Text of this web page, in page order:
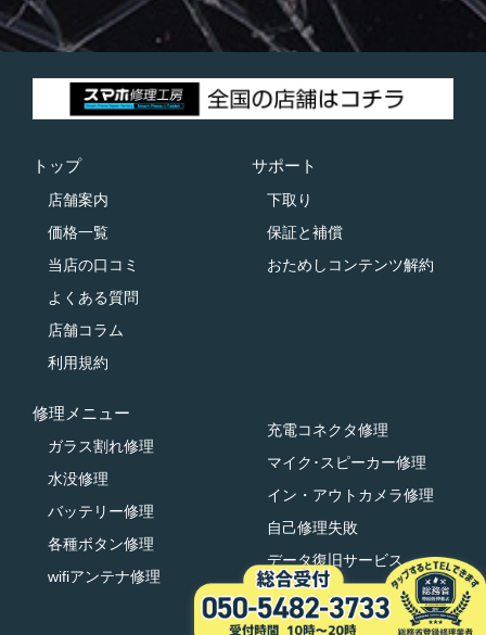
トップ
店舗案内
価格一覧
当店の口コミ
よくある質問
店舗コラム
利用規約
サポート
下取り
保証と補償
おためしコンテンツ解約
修理メニュー
ガラス割れ修理
水没修理
バッテリー修理
各種ボタン修理
wifiアンテナ修理
充電コネクタ修理
マイク･スピーカー修理
イン・アウトカメラ修理
自己修理失敗
データ復旧サービス